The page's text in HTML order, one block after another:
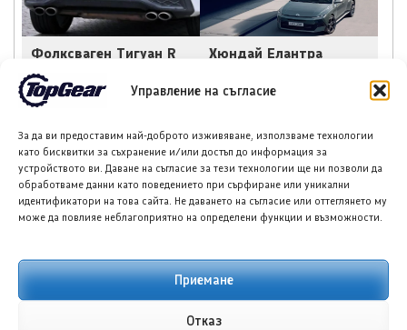
Управление на съгласие
За да ви предоставим най-доброто изживяване, използваме технологии
като бисквитки за съхранение и/или достъп до информация за
устройството ви. Даване на съгласие за тези технологии ще ни позволи да
обработваме данни като поведението при сърфиране или уникални
идентификатори на това сайта. Не даването на съгласие или оттеглянето му
може да повлияе неблагоприятно на определени функции и възможности.
Приемане
Отказ
Фолксваген Тигуан R
моделна година 2027
е заснет без камуфлаж
Хюндай Елантра
исторически рекорд с